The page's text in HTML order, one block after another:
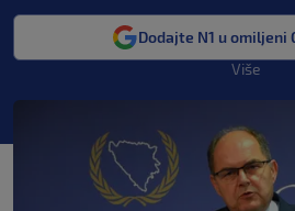
Dodajte N1 u omiljeni
Više